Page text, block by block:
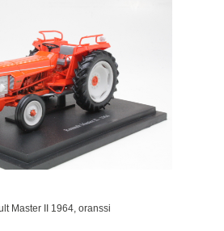
Master II 1964, oranssi